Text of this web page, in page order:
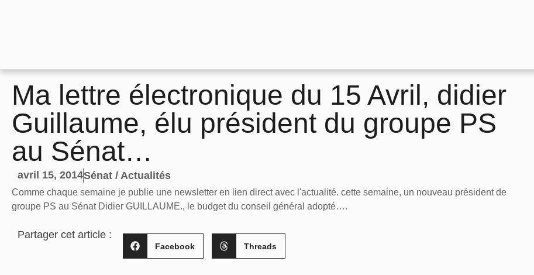
Ma lettre électronique du 15 Avril, didier
Guillaume, élu président du groupe PS
au Sénat…
avril 15, 2014Sénat / Actualités
Comme chaque semaine je publie une newsletter en lien direct avec l'actualité. cette semaine, un nouveau président de
groupe PS au Sénat Didier GUILLAUME., le budget du conseil général adopté….
Partager cet article :
Facebook Threads